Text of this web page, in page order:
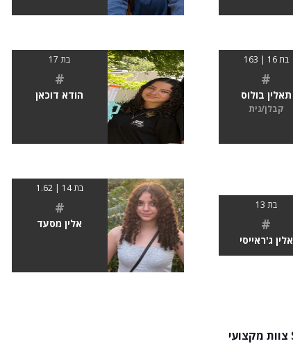
בת 16 | 163
#
תאלין בולוס
קבלן/נית
בת 17
#
הודא דוכאן
בת 13
#
אלין ג'ראייסי
בת 14 | 1.62
#
אלין מסעד